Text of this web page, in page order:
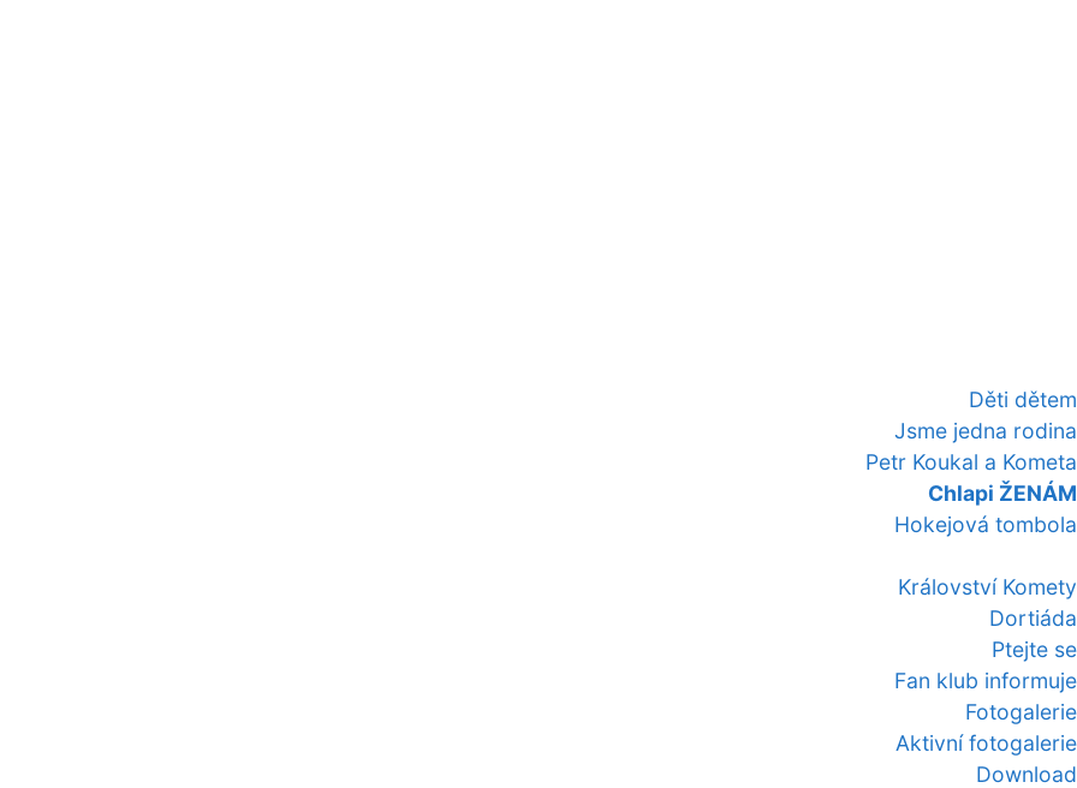
Děti dětem
Jsme jedna rodina
Petr Koukal a Kometa
Chlapi ŽENÁM
Hokejová tombola
Království Komety
Dortiáda
Ptejte se
Fan klub informuje
Fotogalerie
Aktivní fotogalerie
Download